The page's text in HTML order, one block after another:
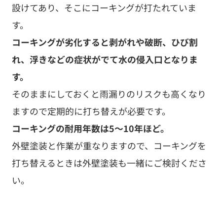
設けてあり、そこにコーキングが打たれていま
す。
コーキングが劣化すると剥がれや破断、ひび割
れ、浮きなどの症状がでて水の侵入口となりま
す。
そのままにしておくと雨漏りのリスクも高くなり
ますので定期的に打ち替えが必要です。
コーキングの耐用年数は5〜10年ほど。
外壁塗装と作業が重なりますので、コーキングを
打ち替えるときは外壁塗装も一緒にご検討くださ
い。